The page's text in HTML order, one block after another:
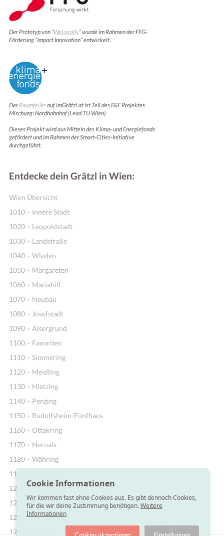
Der Prototyp von “WeLocally” wurde im Rahmen der FFG-
Förderung “Impact Innovation” entwickelt.
DerRaumteilerauf imGrätzl.at ist Teil des F&E Projektes
Mischung: Nordbahnhof (Lead TU Wien).
Dieses Projekt wird aus Mitteln des Klima- und Energiefonds
gefördert und im Rahmen der Smart-Cities-Initiative
durchgeführt.
Entdecke dein Grätzl in Wien:
Wien Übersicht
1010 – Innere Stadt
1020 – Leopoldstadt
1030 – Landstraße
1040 – Wieden
1050 – Margareten
1060 – Mariahilf
1070 – Neubau
1080 – Josefstadt
1090 – Alsergrund
1100 – Favoriten
1110 – Simmering
1120 – Meidling
1130 – Hietzing
1140 – Penzing
1150 – Rudolfsheim-Fünfhaus
1160 – Ottakring
1170 – Hernals
1180 – Währing
1190 – Döbling
1200 – Brigittenau
1210 – Floridsdorf
1220 – Donaustadt
1230 – Liesing
Cookie Informationen
Wir kommen fast ohne Cookies aus. Es gibt dennoch Cookies,
für die wir deine Zustimmung benötigen.Weitere
Informationen